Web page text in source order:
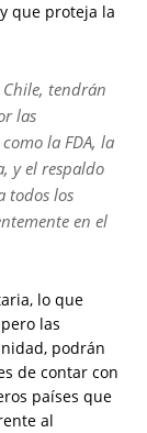
que proteja la
Chile, tendrán
las
la FDA, la
y el respaldo
todos los
en el
lo que
las
podrán
de contar con
países que
al